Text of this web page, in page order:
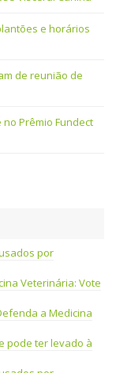
e horários
de reunião de
Prêmio Fundect
por
Veterinária: Vote
a Medicina
pode ter levado à